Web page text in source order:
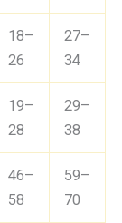
18–
26
27–
34
19–
28
29–
38
46–
58
59–
70